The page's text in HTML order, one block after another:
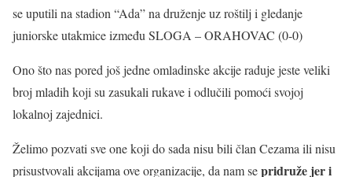
se uputili na stadion “Ada” na druženje uz roštilj i gledanje
juniorske utakmice između SLOGA – ORAHOVAC (0-0)
Ono što nas pored još jedne omladinske akcije raduje jeste veliki
broj mladih koji su zasukali rukave i odlučili pomoći svojoj
lokalnoj zajednici.
Želimo pozvati sve one koji do sada nisu bili član Cezama ili nisu
prisustvovali akcijama ove organizacije, da nam sepridruže jer i